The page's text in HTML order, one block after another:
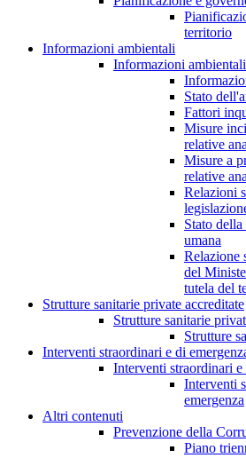
territorio
Informazioni ambientali
Informazioni ambientali
Stato
Fattori
Misure
relative
Misure a
relative
Relazioni
Stato della
umana
Relazione
del
tutela del
Strutture sanitarie private accreditate
Strutture sanitarie
Strutture
Interventi straordinari e di
Interventi straordinari e
Interventi
emergenza
Altri contenuti
Prevenzione della
Piano